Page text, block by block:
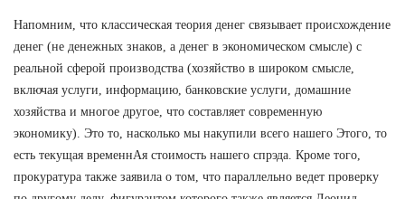
Напомним, что классическая теория денег связывает происхождение
денег (не денежных знаков, а денег в экономическом смысле) с
реальной сферой производства (хозяйство в широком смысле,
включая услуги, информацию, банковские услуги, домашние
хозяйства и многое другое, что составляет современную
экономику). Это то, насколько мы накупили всего нашего Этого, то
есть текущая временнАя стоимость нашего спрэда. Кроме того,
прокуратура также заявила о том, что параллельно ведет проверку